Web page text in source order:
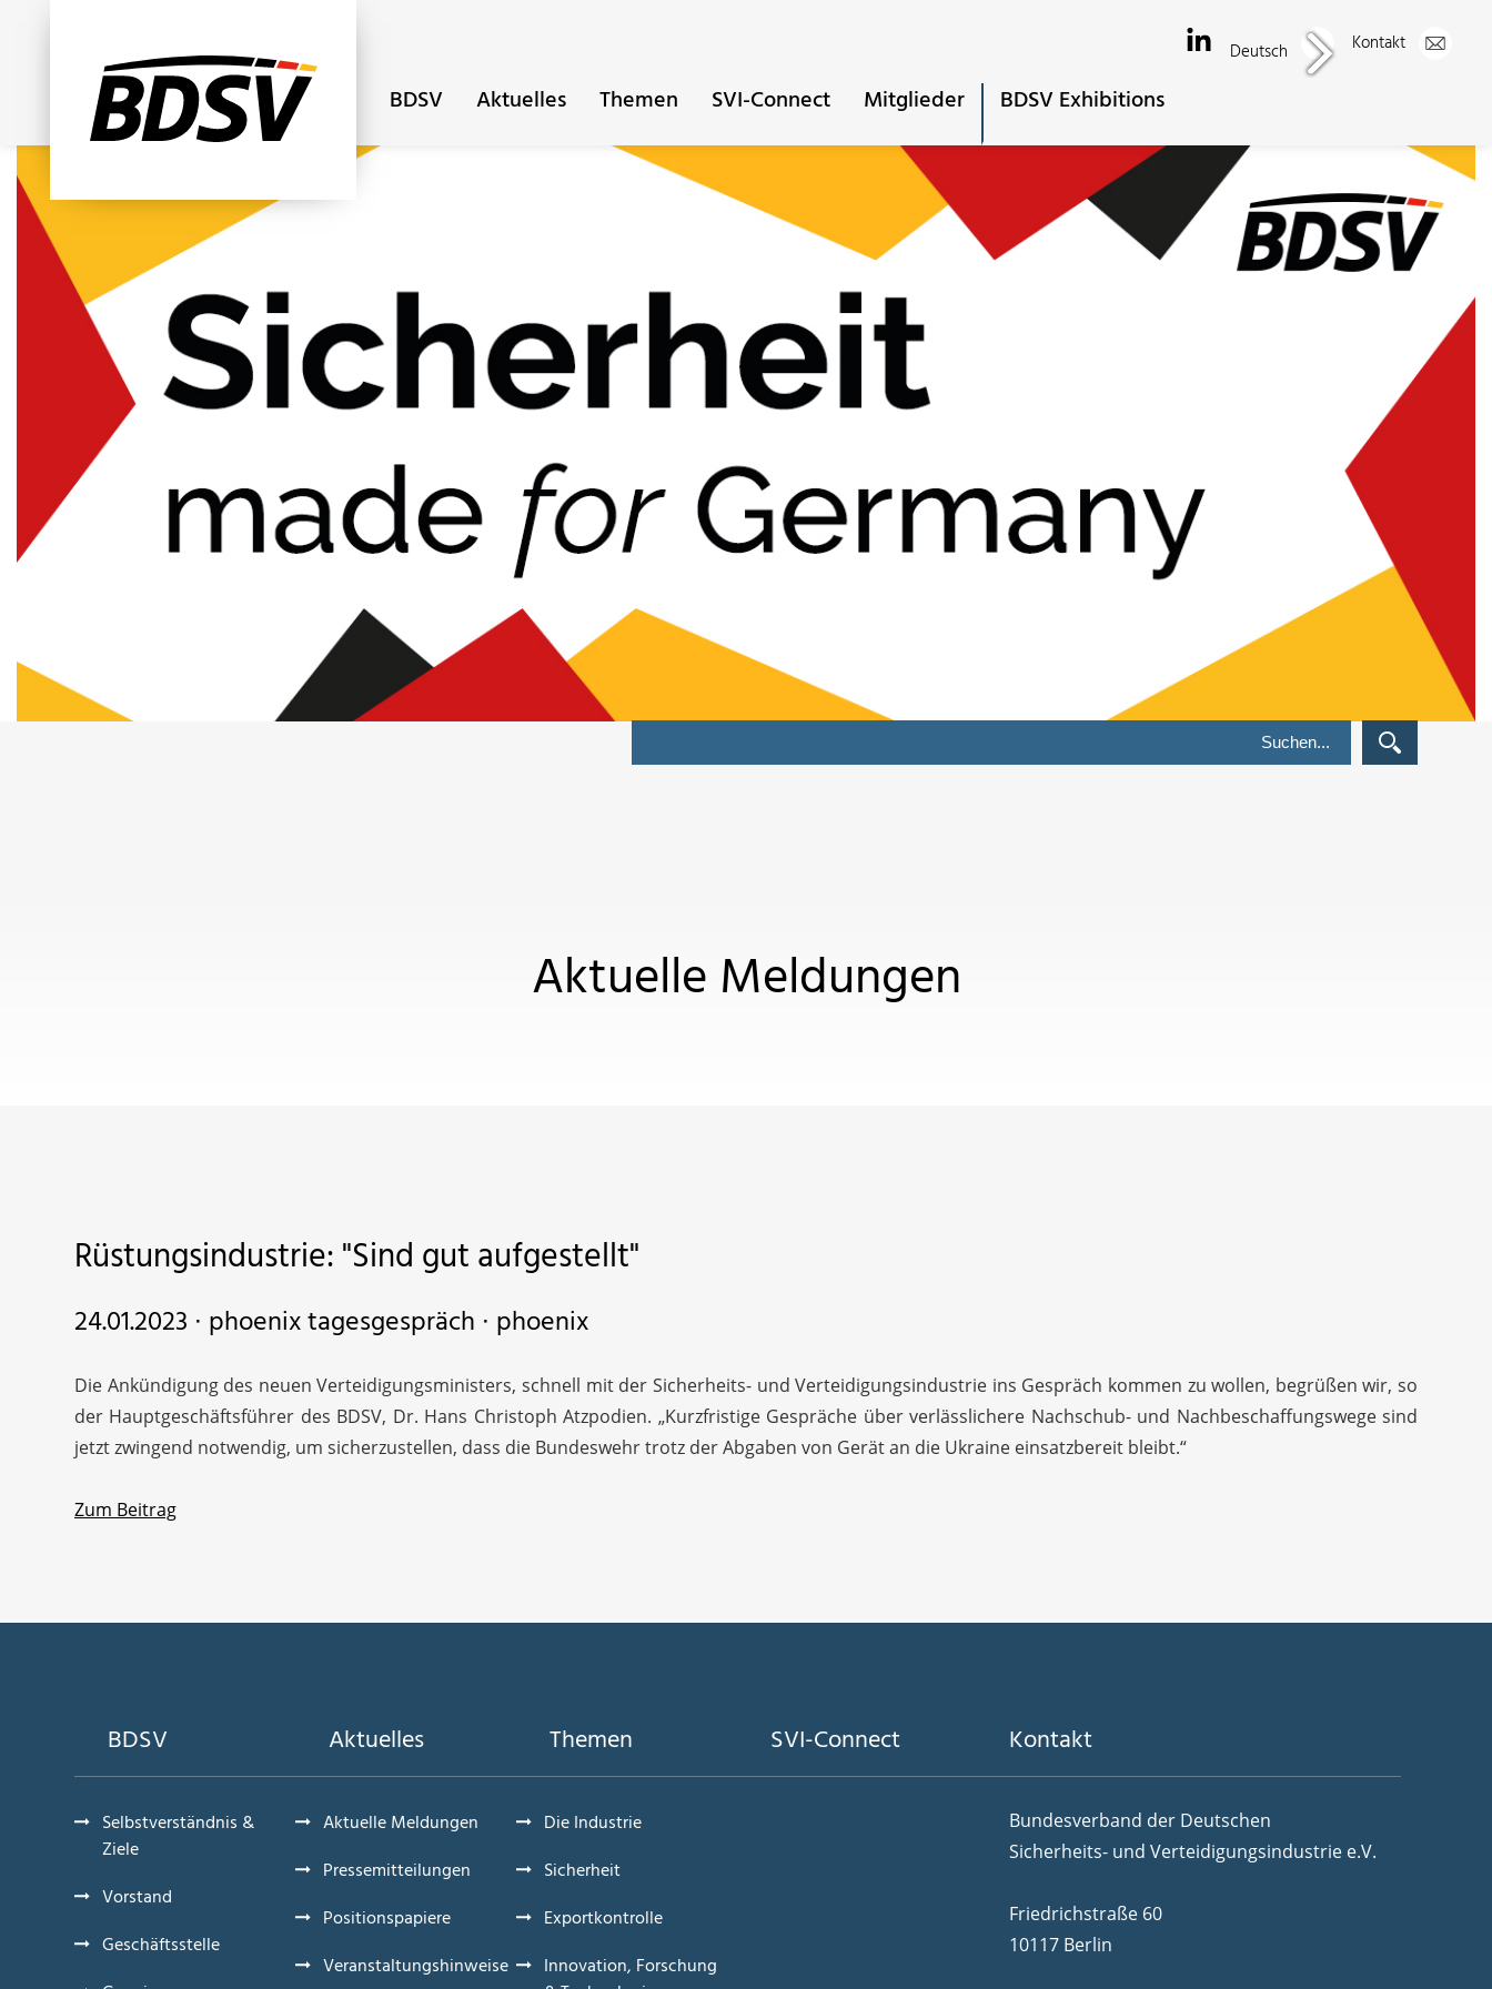
BDSV Aktuelles Themen SVI-Connect Mitglieder BDSV Exhibitions
Deutsch Kontakt
Aktuelle Meldungen
Rüstungsindustrie: "Sind gut aufgestellt"
24.01.2023 ∙ phoenix tagesgespräch ∙ phoenix
Die Ankündigung des neuen Verteidigungsministers, schnell mit der Sicherheits- und Verteidigungsindustrie ins Gespräch kommen zu wollen, begrüßen wir, so
der Hauptgeschäftsführer des BDSV, Dr. Hans Christoph Atzpodien. „Kurzfristige Gespräche über verlässlichere Nachschub- und Nachbeschaffungswege sind
jetzt zwingend notwendig, um sicherzustellen, dass die Bundeswehr trotz der Abgaben von Gerät an die Ukraine einsatzbereit bleibt.“
Zum Beitrag
BDSV
Selbstverständnis &
Ziele
Vorstand
Geschäftsstelle
Aktuelles
Aktuelle Meldungen
Pressemitteilungen
Positionspapiere
Veranstaltungshinweise
Themen
Die Industrie
Sicherheit
Exportkontrolle
Innovation, Forschung
SVI-Connect Kontakt
Bundesverband der Deutschen
Sicherheits- und Verteidigungsindustrie e.V.
Friedrichstraße 60
10117 Berlin